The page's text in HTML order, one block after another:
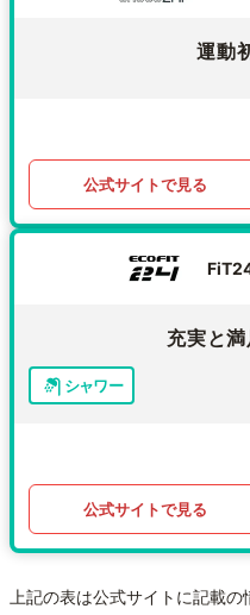
運動
公式サイトで見る
充実と
シャワー
公式サイトで見る
上記の表は公式サイトに記載